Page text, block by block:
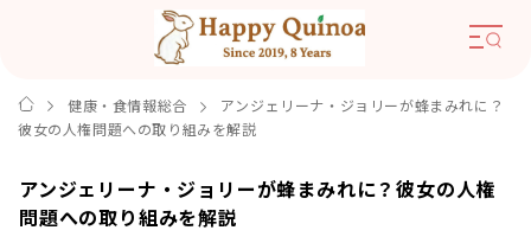
健康・食情報総合
アンジェリーナ・ジョリーが蜂まみれに？
彼女の人権問題への取り組みを解説
アンジェリーナ・ジョリーが蜂まみれに？彼女の人権
問題への取り組みを解説